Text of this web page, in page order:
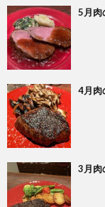
5月肉
4月肉
3月肉